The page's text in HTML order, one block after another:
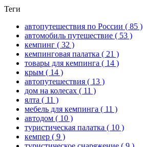
Теги
автопутешествия по России ( 85 )
автомобиль путешествие ( 53 )
кемпинг ( 32 )
кемпинговая палатка ( 21 )
товары для кемпинга ( 14 )
крым ( 14 )
автопутешествия ( 13 )
дом на колесах ( 11 )
ялта ( 11 )
мебель для кемпинга ( 11 )
автодом ( 10 )
туристическая палатка ( 10 )
кемпер ( 9 )